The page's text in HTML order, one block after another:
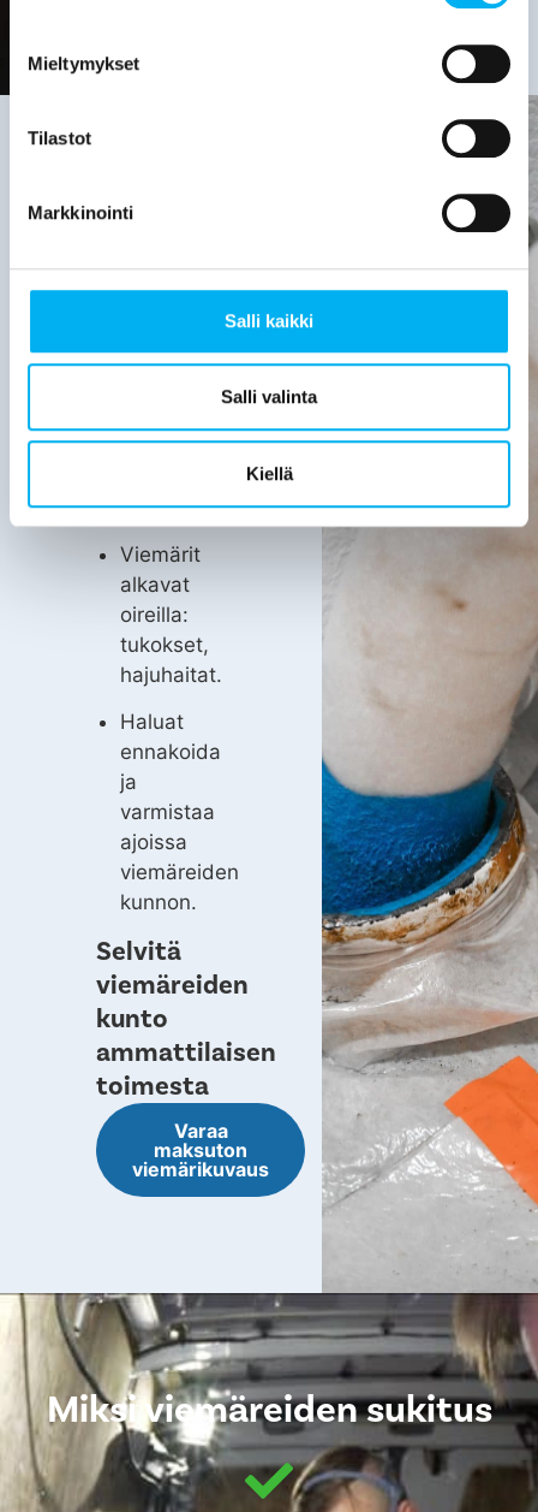
Mieltymykset
Tilastot
Markkinointi
Salli kaikki
Salli valinta
Kiellä
Viemäriremontin
hyvä
selvittää,
kun:
on yli 30
vanha.
Viemärit
alkavat
oireilla:
tukokset,
hajuhaitat.
Haluat
ennakoida
ja
varmistaa
ajoissa
viemäreiden
kunnon.
Selvitä
viemäreiden
kunto
ammattilaisen
toimesta
Varaa
maksuton
viemärikuvaus
Miksi viemäreiden sukitus